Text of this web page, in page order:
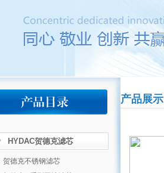
HYDAC贺德克滤芯
贺德克不锈钢滤芯
产品展示